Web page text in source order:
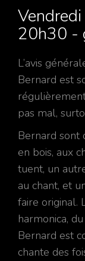
20h30 -
L’avis
Bernard est
pas mal,
Bernard sont
en bois, aux
tuent, un
au chant, et
faire original.
harmonica,
Bernard est
chante des